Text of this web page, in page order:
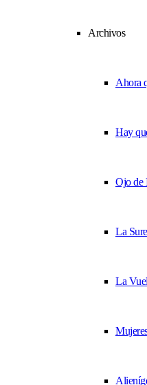
Archivos
Ahora
Hay
Ojo de
La
La